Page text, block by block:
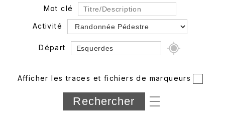
Mot clé
Activité
Départ
Département
Longueur min/max
Afficher les traces et fichiers de marqueurs